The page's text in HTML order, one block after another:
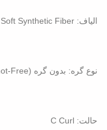
الیاف: Premium Soft Synthetic Fiber
نوع گره: بدون گره (Knot-Free)
حالت: C Curl